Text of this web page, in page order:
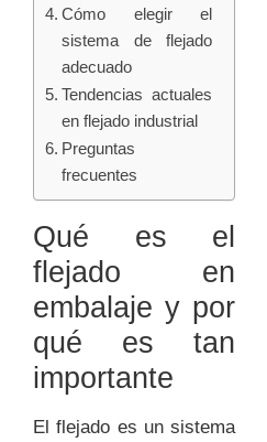
Cómo elegir el
sistema de flejado
adecuado
Tendencias actuales
en flejado industrial
Preguntas
frecuentes
Qué es el
flejado en
embalaje y por
qué es tan
importante
El flejado es un sistema